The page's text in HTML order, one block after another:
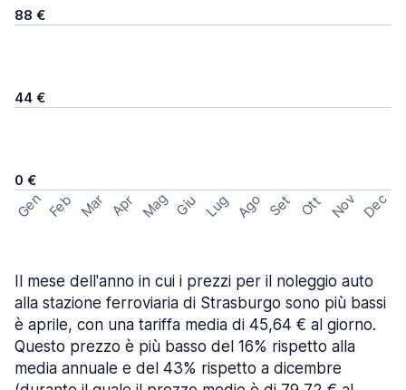
88 €
44 €
0 €
Gen Feb Mar Apr Mag Giu Lug Ago Set Ott Nov Dec
Il mese dell'anno in cui i prezzi per il noleggio auto
alla stazione ferroviaria di Strasburgo sono più bassi
è aprile, con una tariffa media di 45,64 € al giorno.
Questo prezzo è più basso del 16% rispetto alla
media annuale e del 43% rispetto a dicembre